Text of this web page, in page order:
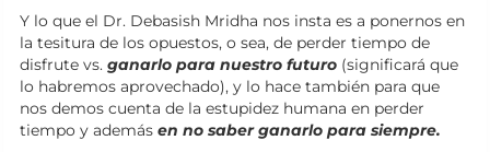
Y lo que el Dr. Debasish Mridha nos insta es a ponernos en
la tesitura de los opuestos, o sea, de perder tiempo de
disfrute vs. ganarlo para nuestro futuro (significará que
lo habremos aprovechado), y lo hace también para que
nos demos cuenta de la estupidez humana en perder
tiempo y además en no saber ganarlo para siempre.